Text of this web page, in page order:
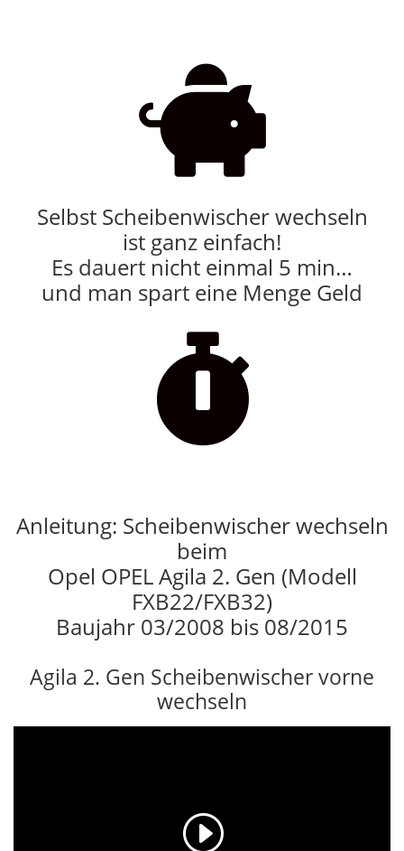

Selbst Scheibenwischer wechseln
ist ganz einfach!
Es dauert nicht einmal 5 min…
und man spart eine Menge Geld

Anleitung: Scheibenwischer wechseln
beim
Opel OPEL Agila 2. Gen (Modell
FXB22/FXB32)
Baujahr 03/2008 bis 08/2015
Agila 2. Gen Scheibenwischer vorne
wechseln